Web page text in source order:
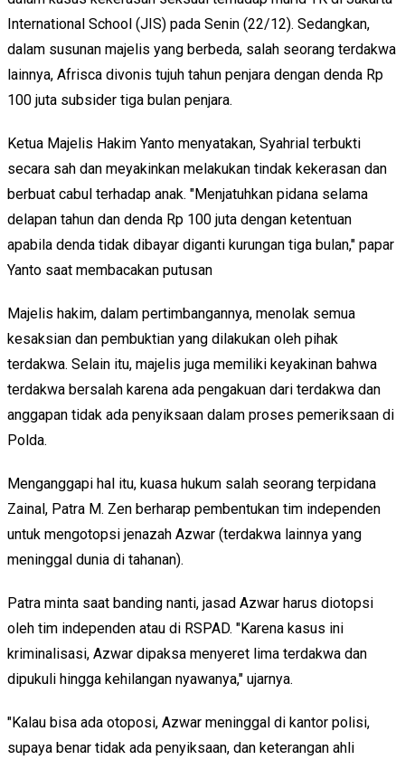
International School (JIS) pada Senin (22/12). Sedangkan,
dalam susunan majelis yang berbeda, salah seorang terdakwa
lainnya, Afrisca divonis tujuh tahun penjara dengan denda Rp
100 juta subsider tiga bulan penjara.
Ketua Majelis Hakim Yanto menyatakan, Syahrial terbukti
secara sah dan meyakinkan melakukan tindak kekerasan dan
berbuat cabul terhadap anak. "Menjatuhkan pidana selama
delapan tahun dan denda Rp 100 juta dengan ketentuan
apabila denda tidak dibayar diganti kurungan tiga bulan," papar
Yanto saat membacakan putusan
Majelis hakim, dalam pertimbangannya, menolak semua
kesaksian dan pembuktian yang dilakukan oleh pihak
terdakwa. Selain itu, majelis juga memiliki keyakinan bahwa
terdakwa bersalah karena ada pengakuan dari terdakwa dan
anggapan tidak ada penyiksaan dalam proses pemeriksaan di
Polda.
Menganggapi hal itu, kuasa hukum salah seorang terpidana
Zainal, Patra M. Zen berharap pembentukan tim independen
untuk mengotopsi jenazah Azwar (terdakwa lainnya yang
meninggal dunia di tahanan).
Patra minta saat banding nanti, jasad Azwar harus diotopsi
oleh tim independen atau di RSPAD. "Karena kasus ini
kriminalisasi, Azwar dipaksa menyeret lima terdakwa dan
dipukuli hingga kehilangan nyawanya," ujarnya.
"Kalau bisa ada otoposi, Azwar meninggal di kantor polisi,
supaya benar tidak ada penyiksaan, dan keterangan ahli